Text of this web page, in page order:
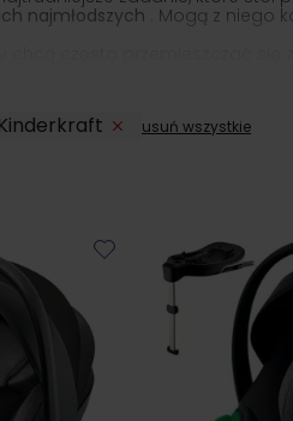
najmłodszych
. Mogą z niego
Kinderkraft usuń wszystkie